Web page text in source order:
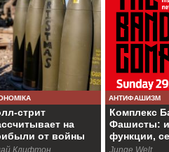
стрит
на
от войны
Клифтон
АНТИФАШИЗМ
Комплекс
Фашисты:
функции,
Junge Welt